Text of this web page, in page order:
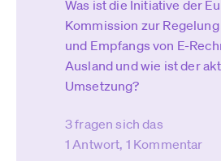
Was ist die Initiative der
Kommission zur
und Empfangs von E-
Ausland und wie ist der
Umsetzung?
3 fragen sich das
1 Antwort, 1 Kommentar